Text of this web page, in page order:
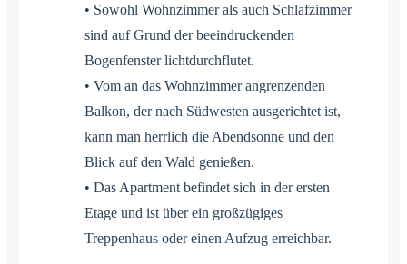
• Sowohl Wohnzimmer als auch Schlafzimmer
sind auf Grund der beeindruckenden
Bogenfenster lichtdurchflutet.
• Vom an das Wohnzimmer angrenzenden
Balkon, der nach Südwesten ausgerichtet ist,
kann man herrlich die Abendsonne und den
Blick auf den Wald genießen.
• Das Apartment befindet sich in der ersten
Etage und ist über ein großzügiges
Treppenhaus oder einen Aufzug erreichbar.